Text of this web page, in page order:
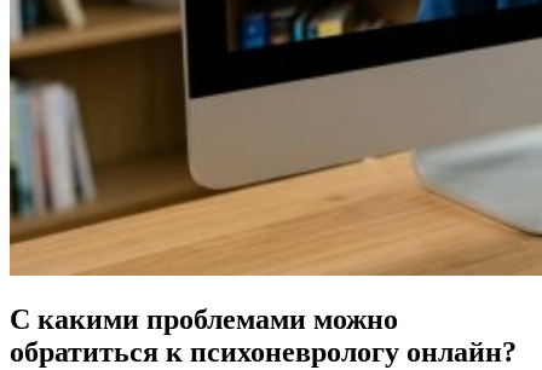
С какими проблемами можно
обратиться к психоневрологу онлайн?